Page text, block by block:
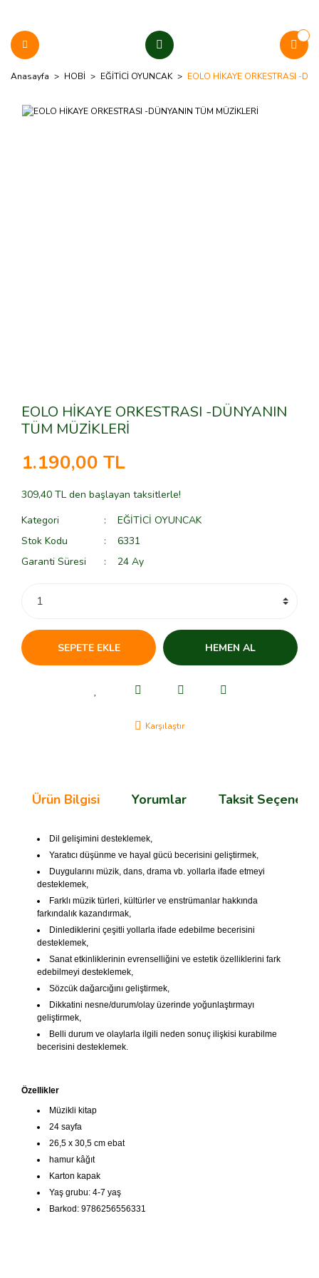
Anasayfa HOBİ EĞİTİCİ OYUNCAK EOLO HİKAYE ORKESTRASI -
EOLO HİKAYE ORKESTRASI -DÜNYANIN
TÜM MÜZİKLERİ
1.190,00 TL
309,40 TL den başlayan taksitlerle!
Kategori
EĞİTİCİ OYUNCAK
Stok Kodu
6331
Garanti Süresi
24 Ay
SEPETE EKLE HEMEN AL
Karşılaştır
Ürün Bilgisi Yorumlar Taksit
Dil gelişimini desteklemek,
Yaratıcı düşünme ve hayal gücü becerisini geliştirmek,
Duygularını müzik, dans, drama vb. yollarla ifade etmeyi
desteklemek,
Farklı müzik türleri, kültürler ve enstrümanlar hakkında
farkındalık kazandırmak,
Dinlediklerini çeşitli yollarla ifade edebilme becerisini
desteklemek,
Sanat etkinliklerinin evrenselliğini ve estetik özelliklerini fark
edebilmeyi desteklemek,
Sözcük dağarcığını geliştirmek,
Dikkatini nesne/durum/olay üzerinde yoğunlaştırmayı
geliştirmek,
Belli durum ve olaylarla ilgili neden sonuç ilişkisi kurabilme
becerisini desteklemek.
Özellikler
Müzikli kitap
24 sayfa
26,5 x 30,5 cm ebat
hamur kâğıt
Karton kapak
Yaş grubu: 4-7 yaş
Barkod: 9786256556331